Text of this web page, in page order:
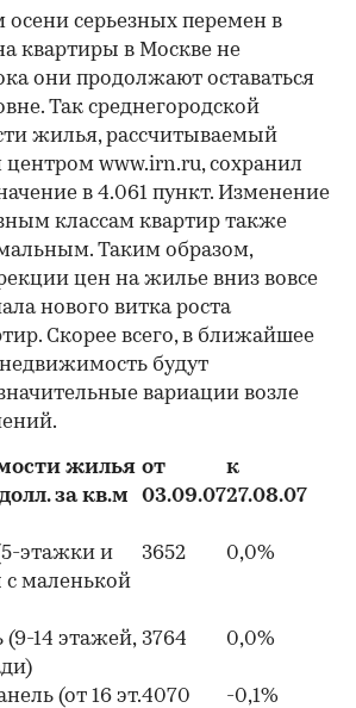
осени серьезных перемен в
квартиры в Москве не
они продолжают оставаться
Так среднегородской
жилья, рассчитываемый
www.irn.ru, сохранил
в 4.061 пункт. Изменение
классам квартир также
Таким образом,
цен на жилье вниз вовсе
нового витка роста
Скорее всего, в ближайшее
будут
вариации возле
жилья
за кв.м
от
03.09.07
к
27.08.07
этажки и
маленькой
3652 0,0%
(9-14 этажей, 3764 0,0%
(от 16 эт.4070 -0,1%